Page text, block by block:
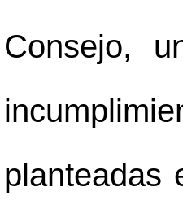
Consejo,
planteadas